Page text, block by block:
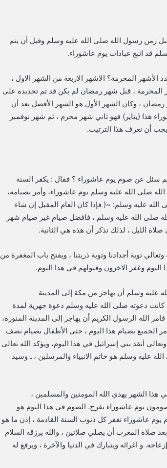
زمن رسول الله صلى الله عليه وسلم وقبل أن يتم
قد اتبع عبادات يوم عاشوراء.
المحرمة؟ الاشهر الاربعة من الشهر الاول ،
المحرمة ، قبل شهر رمضان لم يكن قد تم تحديده على
، وكان الشهر الأول هو الشهر الأفضل بعد أن
هذا (يناير) فهو ثاني شهر محرم ، ثم شهر نوفمبر
أن نعرف هذا الترتيب.
سئل عن صوم يوم عاشوراء ؟ فقال : يكفر السنة
صلى الله عليه وسلم يوم عاشوراء، وأمر بصيامه،
الله عليه وسلم: ~( فإذا كان العام المقبل إن شاء
صلى الله عليه ‏وسلم ، فافضل صيام غير صيام شهر
الليل ، لذلك نذكر أن هذه هي الثانية.
توبة أجدادنا وتوبة ذريتنا ، ويفتح باب المغفرة من
وغفر الاخرون وقبولهم في هذا اليوم.
عليه وسلم أن يهاجر من مكة إلى المدينة
دعوته صلى الله عليه وسلم دعوة جهرية لمدة
الله الرسول الكريم أن يهاجر إلى المدينة المنورة،
الجميع بصيام هذا اليوم ، حتى الأطفال بصيام نصف
أنقذ بني إسرائيل في هذا اليوم، ويؤكد الله تعالى
عليه وسلم هو خاتم الانبياء والمرسلين ، ـ وسيد
الشهر يهدي الله المومنين والمسلمين ،
يوم عاشوراء بفرح. الصوم في هذا اليوم هو
عاشوراء تغفر كل ذنوب السنة القادمة ، إذن ما هو
صلاة المغرب أن يصلي صلاتين ، والله يرزقه السلام
و اغرائه ويتبارك في الدنيا والآخرة ، ويرفع له